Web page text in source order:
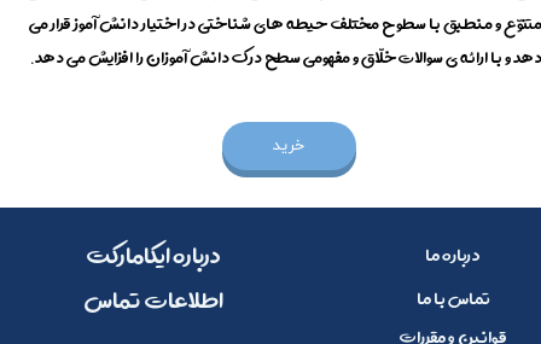
متنوّع و منطبق با سطوح مختلف حیطه های شناختی در اختیار دانش آموز قرار می
دهد و با ارائه ی سوالات خلّاق و مفهومی سطح درک دانش آموزان را افزایش می دهد.
خرید
درباره ما
تماس با ما
​​درباره ایکامارکت
​اطلاعات تماس